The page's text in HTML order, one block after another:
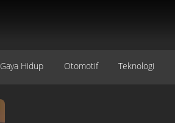
Gaya Hidup Otomotif Teknologi